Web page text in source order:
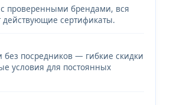
с проверенными брендами, вся
действующие сертификаты.
без посредников — гибкие скидки
условия для постоянных